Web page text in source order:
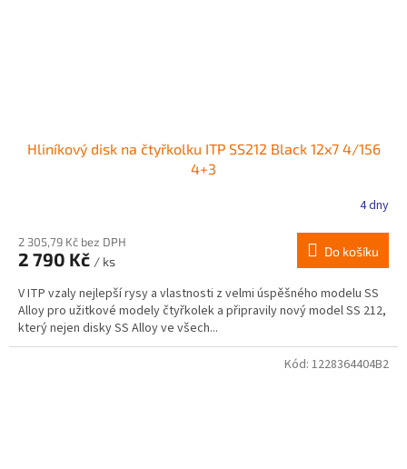
Hliníkový disk na čtyřkolku ITP SS212 Black 12x7 4/156
4+3
4 dny
2 305,79 Kč bez DPH
2 790 Kč / ks
Do košíku
V ITP vzaly nejlepší rysy a vlastnosti z velmi úspěšného modelu SS
Alloy pro užitkové modely čtyřkolek a připravily nový model SS 212,
který nejen disky SS Alloy ve všech...
Kód: 1228364404B2